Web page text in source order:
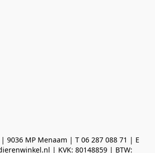
9036 MP Menaam | T 06 287 088 71 | E
| KVK: 80148859 | BTW: